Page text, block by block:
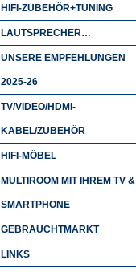
HIFI-ZUBEHÖR+TUNING
LAUTSPRECHER…
UNSERE EMPFEHLUNGEN
2025-26
TV/VIDEO/HDMI-
KABEL/ZUBEHÖR
HIFI-MÖBEL
MULTIROOM MIT IHREM TV &
SMARTPHONE
GEBRAUCHTMARKT
LINKS